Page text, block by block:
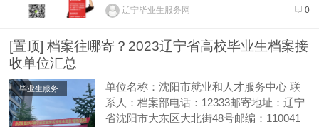
政执法中心沈阳市大东区大北街48号024-22
5313023沈阳市和平区人才和就业服务中心
沈阳市和平区长白西路51号024-319122754
沈阳市沈河区人才中心沈阳市沈河...
0
辽宁毕业生服务网
[置顶] 档案往哪寄？2023辽宁省高校毕业生档案接
收单位汇总
毕业生服务
单位名称：沈阳市就业和人才服务中心 联
系人：档案部电话：12333邮寄地址：辽宁
省沈阳市大东区大北街48号邮编：110041